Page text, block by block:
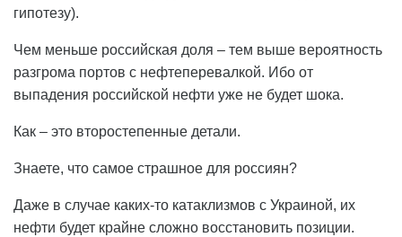
гипотезу).
Чем меньше российская доля – тем выше вероятность
разгрома портов с нефтеперевалкой. Ибо от
выпадения российской нефти уже не будет шока.
Как – это второстепенные детали.
Знаете, что самое страшное для россиян?
Даже в случае каких-то катаклизмов с Украиной, их
нефти будет крайне сложно восстановить позиции.